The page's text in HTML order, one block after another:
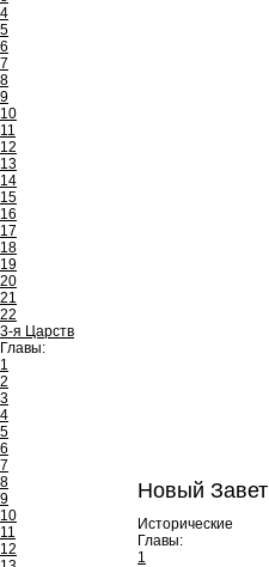
4
5
6
7
8
9
10
11
12
13
14
15
16
17
18
19
20
21
22
3-я Царств
Главы:
1
2
3
4
5
6
7
8
9
10
11
12
Новый Завет
Исторические
Главы:
1